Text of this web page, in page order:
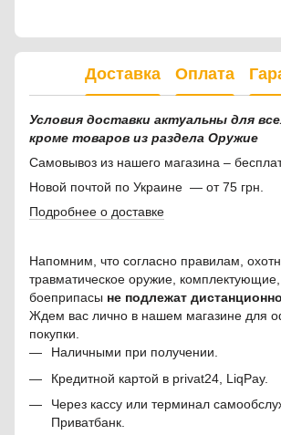
Доставка Оплата
Условия доставки актуальны для
кроме товаров из раздела Оружие
Самовывоз из нашего магазина –
Новой почтой по Украине — от 75 грн.
Подробнее о доставке
Напомним, что согласно правилам,
травматическое оружие,
боеприпасы не подлежат
Ждем вас лично в нашем магазине для
покупки.
Наличными при получении.
Кредитной картой в privat24, LiqPay.
Через кассу или терминал
Приватбанк.